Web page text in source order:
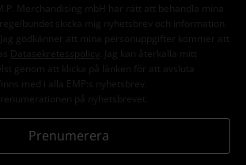
Merchandising mbH har rätt att behandla mina
skicka mig nyhetsbrev och information
godkänner att mina personuppgifter kommer att
Datasekretesspolicy
. Jag kan återkalla mitt
genom att klicka på länken för att avsluta
med i alla EMP:s nyhetsbrev.
på nyhetsbrevet.
Prenumerera